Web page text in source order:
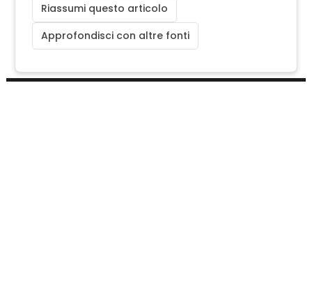
Riassumi questo articolo
Approfondisci con altre fonti